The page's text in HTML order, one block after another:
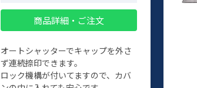
商品詳細・ご注文
オートシャッターでキャップを外さ
ず連続捺印できます。
ロック機構が付いてますので、カバ